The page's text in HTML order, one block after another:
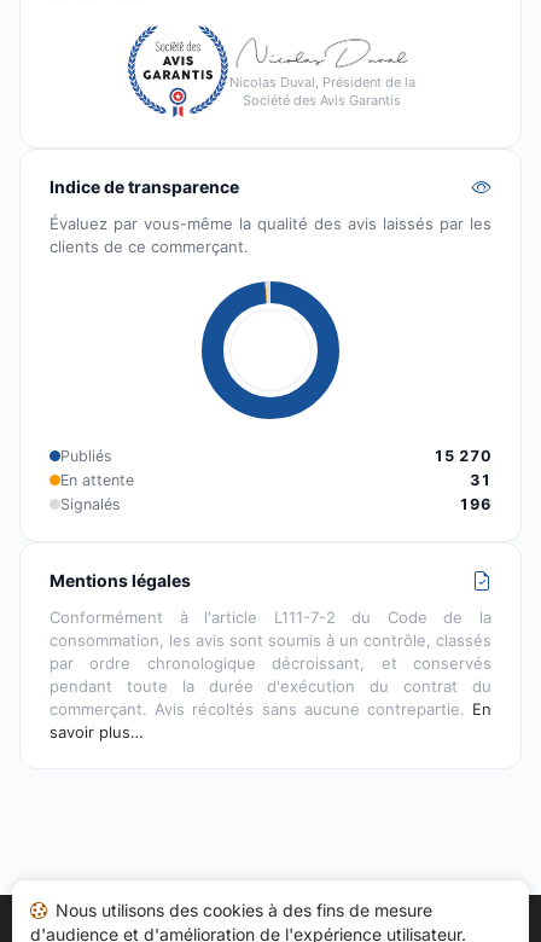
Nicolas Duval, Président de la
Société des Avis Garantis
Indice de transparence
Évaluez par vous-même la qualité des avis laissés par les
clients de ce commerçant.
Publiés
15 270
En attente
31
Signalés
196
Mentions légales
Conformément à l'article L111-7-2 du Code de la
consommation, les avis sont soumis à un contrôle, classés
par ordre chronologique décroissant, et conservés
pendant toute la durée d'exécution du contrat du
commerçant. Avis récoltés sans aucune contrepartie. En
savoir plus…
Nous utilisons des cookies à des fins de mesure
d'audience et d'amélioration de l'expérience utilisateur.